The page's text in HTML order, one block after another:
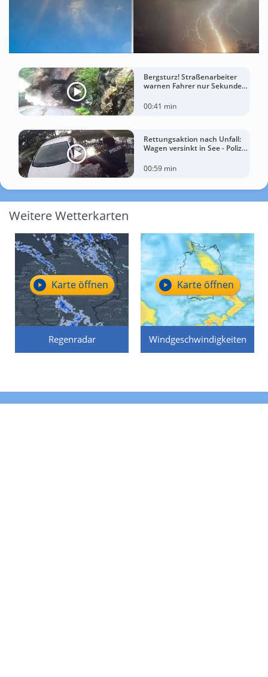
Bergsturz! Straßenarbeiter
warnen Fahrer nur Sekunden
00:41 min
Rettungsaktion nach Unfall:
Wagen versinkt in See - Polizei
00:59 min
Weitere Wetterkarten
Regenradar
Karte öffnen
Windgeschwindigkeiten
Karte öffnen